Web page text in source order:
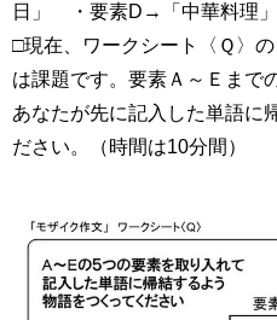
日」 ・要素D→「中華料理
□現在、ワークシート〈Ｑ〉
は課題です。要素Ａ～Ｅまで
あなたが先に記入した単語に
ださい。（時間は10分間）